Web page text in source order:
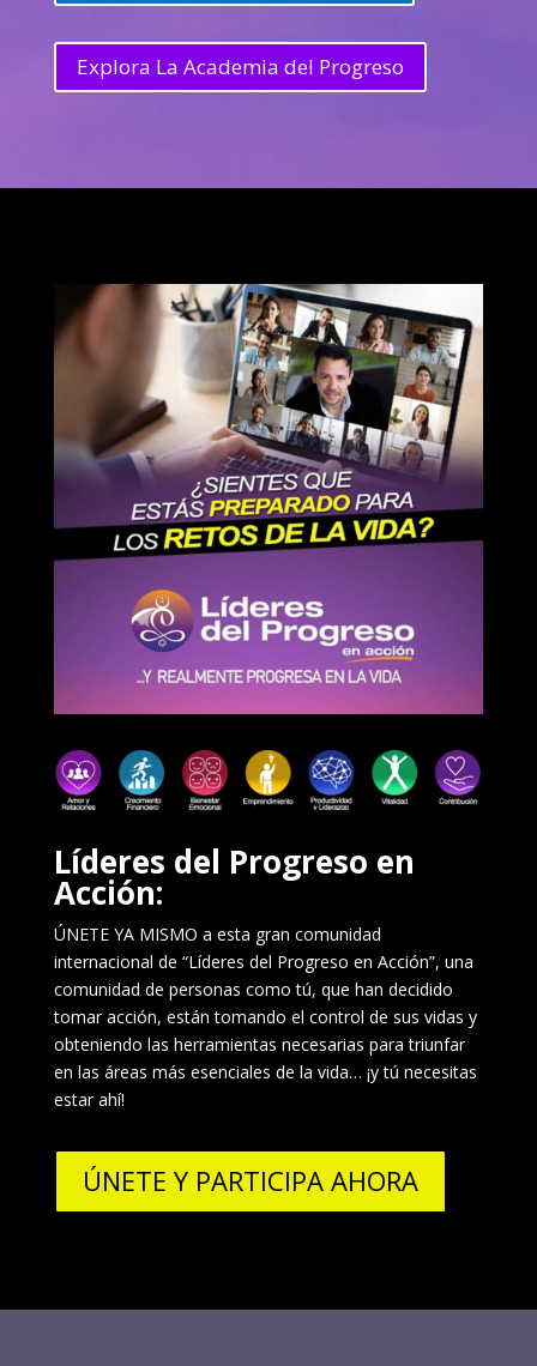
Explora La Academia del Progreso
Líderes del Progreso en
Acción:
ÚNETE YA MISMO a esta gran comunidad
internacional de “Líderes del Progreso en Acción”, una
comunidad de personas como tú, que han decidido
tomar acción, están tomando el control de sus vidas y
obteniendo las herramientas necesarias para triunfar
en las áreas más esenciales de la vida… ¡y tú necesitas
estar ahí!
ÚNETE Y PARTICIPA AHORA